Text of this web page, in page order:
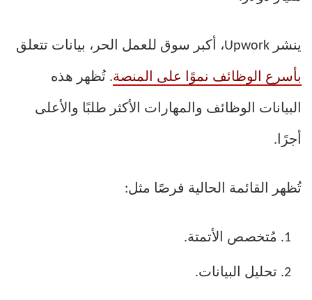
ينشر Upwork، أكبر سوق للعمل الحر، بيانات تتعلق
بأسرع الوظائف نموًا على المنصة. تُظهر هذه
البيانات الوظائف والمهارات الأكثر طلبًا والأعلى
أجرًا.
تُظهر القائمة الحالية فرصًا مثل:
مُتخصص الأتمتة.
تحليل البيانات.